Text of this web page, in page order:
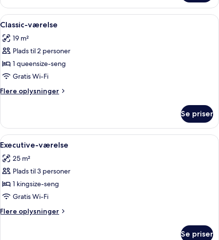
suite
(Castle
View)
Indlæs
alle
billeder
af
Classic-
værelse
Et hotelværelse med en stor seng,
2
Classic-værelse
19 m²
Plads til 2 personer
1 queensize-seng
Gratis Wi-Fi
Flere oplysninger
Flere
værelse
Se priser
Indlæs
alle
billeder
af
Executive-
værelse
Et rummeligt soveværelse med en
1
Executive-værelse
25 m²
Plads til 3 personer
1 kingsize-seng
Gratis Wi-Fi
Flere oplysninger
Flere
Se priser